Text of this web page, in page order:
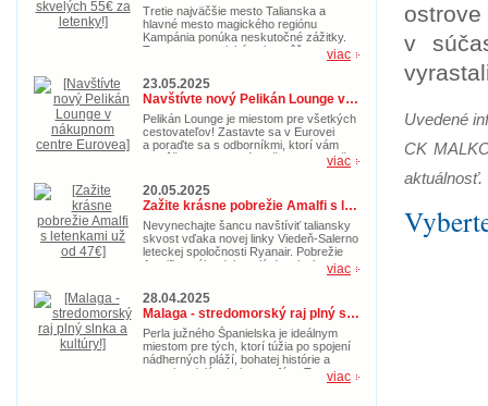
Tretie najväčšie mesto Talianska a
hlavné mesto magického regiónu
Kampánia ponúka neskutočné zážitky.
Toto gastronomické nebo môžete
letenkami už od 55€. Doprajte si
taliansku idylku s nádherným morom už
teraz.
viac
23.05.2025
Navštívte nový Pelikán Lounge v nákupnom centre Eurovea
Pelikán Lounge je miestom pre všetkých
cestovateľov! Zastavte sa v Eurovei
a poraďte sa s odborníkmi, ktorí vám
pomôžu objaviť nové možnosti pre vaše
ďalšie cestovateľské dobrodružstvo.
viac
20.05.2025
Zažite krásne pobrežie Amalfi s letenkami už od 47€
Nevynechajte šancu navštíviť taliansky
skvost vďaka novej linky Viedeň-Salerno
leteckej spoločnosti Ryanair. Pobrežie
Amalfi ponúka dokonalú dovolenke s
magickou prírodou, pozoruhodnými
pamiatkami a kultúrou. Kúpte si akciové
letenky v hodnote 47€ teraz a doprajte si
idylický letný oddych.
viac
28.04.2025
Malaga - stredomorský raj plný slnka a kultúry!
Perla južného Španielska je ideálnym
miestom pre tých, ktorí túžia po spojení
nádherných pláží, bohatej histórie a
pravej andalúzskej atmosféry. Toto viac
v
Uvedené
CK
aktuálnosť.